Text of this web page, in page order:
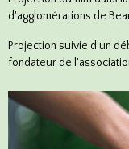
d'agglomérations de
Projection suivie d'un
fondateur de